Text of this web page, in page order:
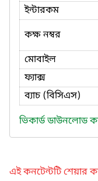
ইন্টারকম
কক্ষ নম্বর
মোবাইল
ফ্যাক্স
ব্যাচ (বিসিএস)
ভিকার্ড ডাউনলোড
এই কনটেন্টটি শেয়ার